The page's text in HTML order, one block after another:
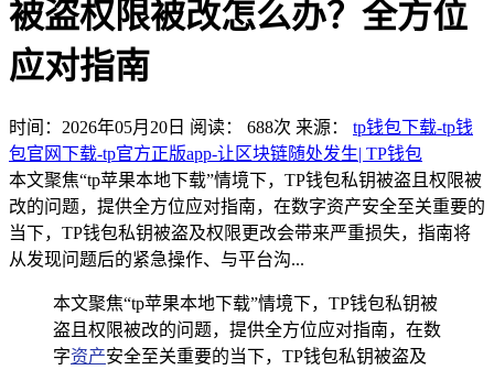
被盗权限被改怎么办？全方位
应对指南
时间：2026年05月20日 阅读： 688次 来源： tp钱包下载-tp钱
包官网下载-tp官方正版app-让区块链随处发生| TP钱包
本文聚焦“tp苹果本地下载”情境下，TP钱包私钥被盗且权限被
改的问题，提供全方位应对指南，在数字资产安全至关重要的
当下，TP钱包私钥被盗及权限更改会带来严重损失，指南将
从发现问题后的紧急操作、与平台沟...
本文聚焦“tp苹果本地下载”情境下，TP钱包私钥被
盗且权限被改的问题，提供全方位应对指南，在数
字资产安全至关重要的当下，TP钱包私钥被盗及